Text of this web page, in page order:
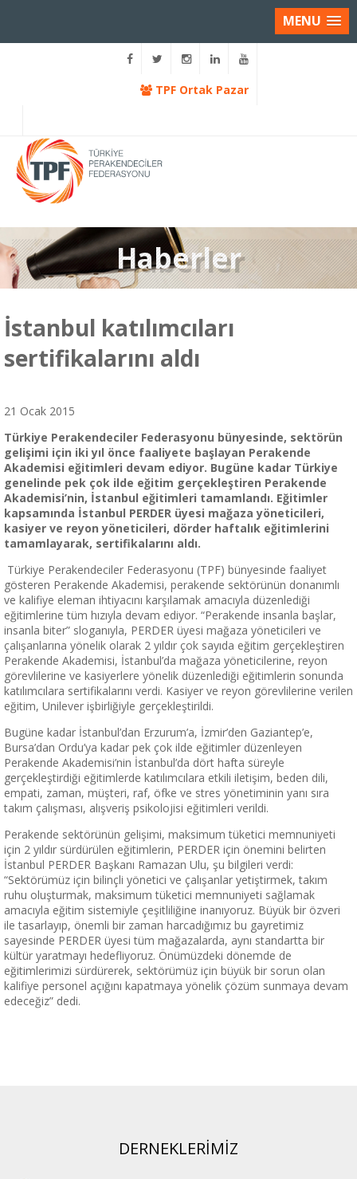
MENU
TPF Ortak Pazar
Haberler
İstanbul katılımcıları
sertifikalarını aldı
21 Ocak 2015
Türkiye Perakendeciler Federasyonu bünyesinde, sektörün
gelişimi için iki yıl önce faaliyete başlayan Perakende
Akademisi eğitimleri devam ediyor. Bugüne kadar Türkiye
genelinde pek çok ilde eğitim gerçekleştiren Perakende
Akademisi’nin, İstanbul eğitimleri tamamlandı. Eğitimler
kapsamında İstanbul PERDER üyesi mağaza yöneticileri,
kasiyer ve reyon yöneticileri, dörder haftalık eğitimlerini
tamamlayarak, sertifikalarını aldı.
Türkiye Perakendeciler Federasyonu (TPF) bünyesinde faaliyet
gösteren Perakende Akademisi, perakende sektörünün donanımlı
ve kalifiye eleman ihtiyacını karşılamak amacıyla düzenlediği
eğitimlerine tüm hızıyla devam ediyor. “Perakende insanla başlar,
insanla biter” sloganıyla, PERDER üyesi mağaza yöneticileri ve
çalışanlarına yönelik olarak 2 yıldır çok sayıda eğitim gerçekleştiren
Perakende Akademisi, İstanbul’da mağaza yöneticilerine, reyon
görevlilerine ve kasiyerlere yönelik düzenlediği eğitimlerin sonunda
katılımcılara sertifikalarını verdi. Kasiyer ve reyon görevlilerine verilen
eğitim, Unilever işbirliğiyle gerçekleştirildi.
Bugüne kadar İstanbul’dan Erzurum’a, İzmir’den Gaziantep’e,
Bursa’dan Ordu’ya kadar pek çok ilde eğitimler düzenleyen
Perakende Akademisi’nin İstanbul’da dört hafta süreyle
gerçekleştirdiği eğitimlerde katılımcılara etkili iletişim, beden dili,
empati, zaman, müşteri, raf, öfke ve stres yönetiminin yanı sıra
takım çalışması, alışveriş psikolojisi eğitimleri verildi.
Perakende sektörünün gelişimi, maksimum tüketici memnuniyeti
için 2 yıldır sürdürülen eğitimlerin, PERDER için önemini belirten
İstanbul PERDER Başkanı Ramazan Ulu, şu bilgileri verdi:
“Sektörümüz için bilinçli yönetici ve çalışanlar yetiştirmek, takım
ruhu oluşturmak, maksimum tüketici memnuniyeti sağlamak
amacıyla eğitim sistemiyle çeşitliliğine inanıyoruz. Büyük bir özveri
ile tasarlayıp, önemli bir zaman harcadığımız bu gayretimiz
sayesinde PERDER üyesi tüm mağazalarda, aynı standartta bir
kültür yaratmayı hedefliyoruz. Önümüzdeki dönemde de
eğitimlerimizi sürdürerek, sektörümüz için büyük bir sorun olan
kalifiye personel açığını kapatmaya yönelik çözüm sunmaya devam
edeceğiz” dedi.
DERNEKLERİMİZ